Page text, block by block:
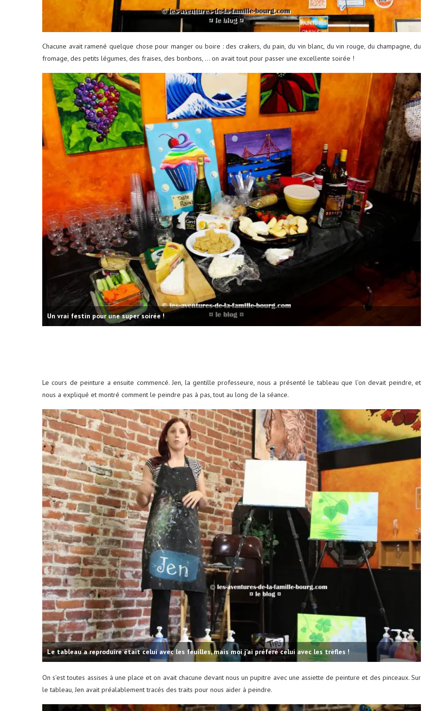
Chacune avait ramené quelque chose pour manger ou boire : des crakers, du pain, du vin blanc, du vin rouge, du champagne, du
fromage, des petits légumes, des fraises, des bonbons, … on avait tout pour passer une excellente soirée !
Un vrai festin pour une super soirée !
Le cours de peinture a ensuite commencé. Jen, la gentille professeure, nous a présenté le tableau que l’on devait peindre, et
nous a expliqué et montré comment le peindre pas à pas, tout au long de la séance.
Le tableau a reproduire était celui avec les feuilles, mais moi j’ai préféré celui avec les trèfles !
On s’est toutes assises à une place et on avait chacune devant nous un pupitre avec une assiette de peinture et des pinceaux. Sur
le tableau, Jen avait préalablement tracés des traits pour nous aider à peindre.